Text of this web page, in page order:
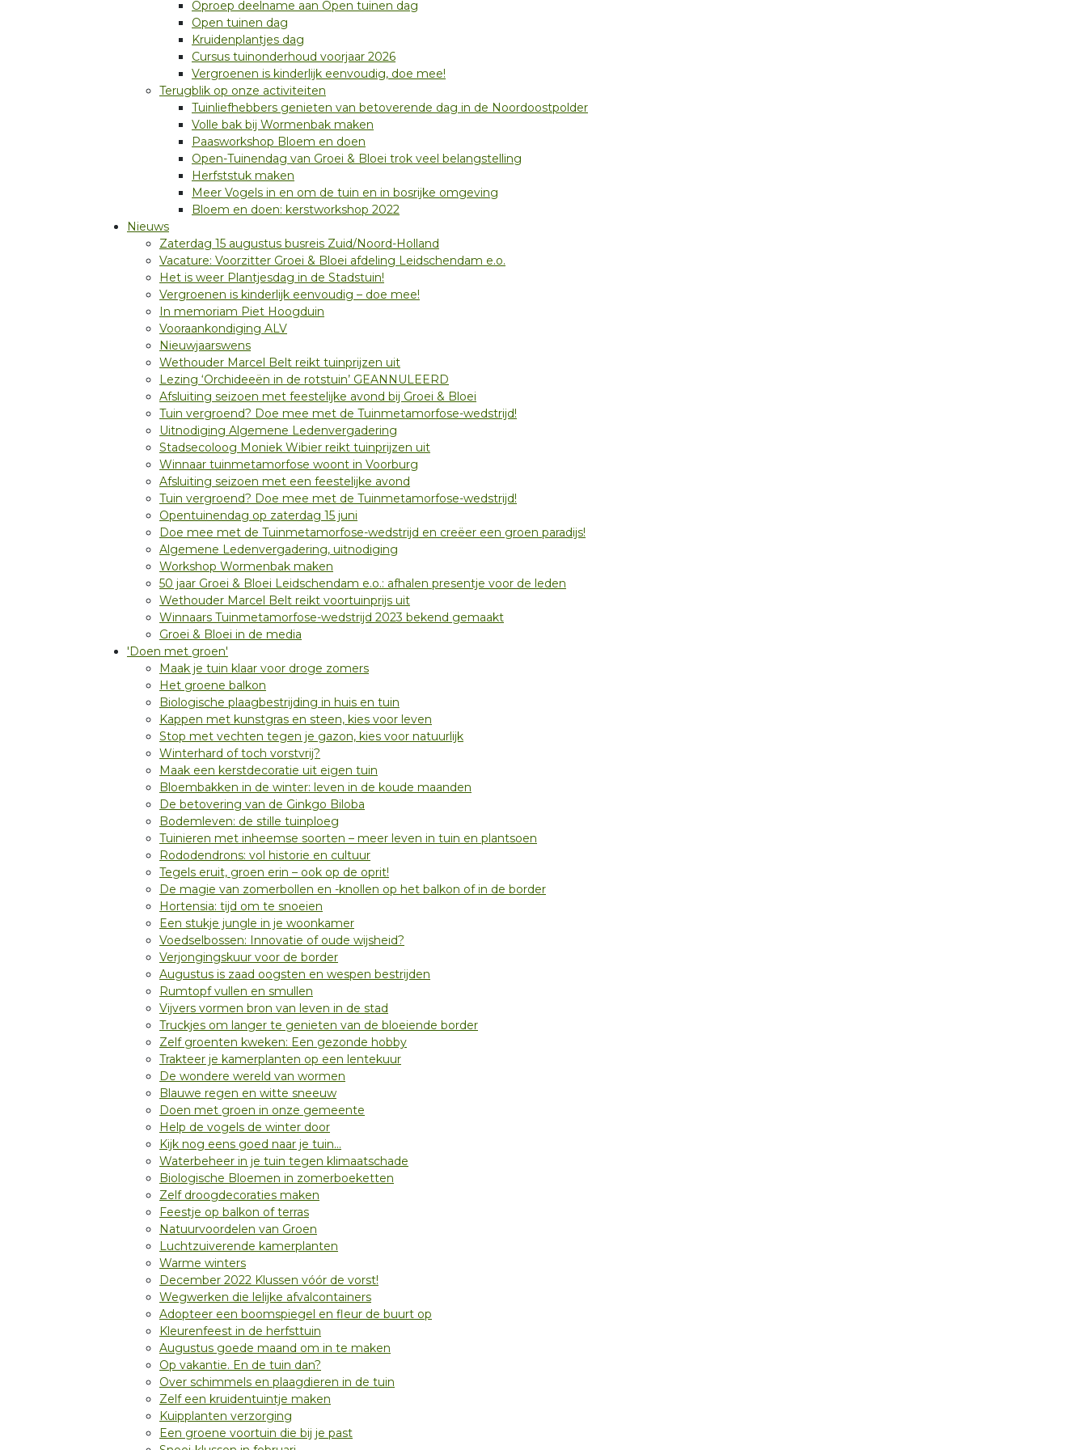
Oproep deelname aan Open tuinen dag
Open tuinen dag
Kruidenplantjes dag
Cursus tuinonderhoud voorjaar 2026
Vergroenen is kinderlijk eenvoudig, doe mee!
Terugblik op onze activiteiten
Tuinliefhebbers genieten van betoverende dag in de Noordoostpolder
Volle bak bij Wormenbak maken
Paasworkshop Bloem en doen
Open-Tuinendag van Groei & Bloei trok veel belangstelling
Herfststuk maken
Meer Vogels in en om de tuin en in bosrijke omgeving
Bloem en doen: kerstworkshop 2022
Nieuws
Zaterdag 15 augustus busreis Zuid/Noord-Holland
Vacature: Voorzitter Groei & Bloei afdeling Leidschendam e.o.
Het is weer Plantjesdag in de Stadstuin!
Vergroenen is kinderlijk eenvoudig – doe mee!
In memoriam Piet Hoogduin
Vooraankondiging ALV
Nieuwjaarswens
Wethouder Marcel Belt reikt tuinprijzen uit
Lezing ‘Orchideeën in de rotstuin’ GEANNULEERD
Afsluiting seizoen met feestelijke avond bij Groei & Bloei
Tuin vergroend? Doe mee met de Tuinmetamorfose-wedstrijd!
Uitnodiging Algemene Ledenvergadering
Stadsecoloog Moniek Wibier reikt tuinprijzen uit
Winnaar tuinmetamorfose woont in Voorburg
Afsluiting seizoen met een feestelijke avond
Tuin vergroend? Doe mee met de Tuinmetamorfose-wedstrijd!
Opentuinendag op zaterdag 15 juni
Doe mee met de Tuinmetamorfose-wedstrijd en creëer een groen paradijs!
Algemene Ledenvergadering, uitnodiging
Workshop Wormenbak maken
50 jaar Groei & Bloei Leidschendam e.o.: afhalen presentje voor de leden
Wethouder Marcel Belt reikt voortuinprijs uit
Winnaars Tuinmetamorfose-wedstrijd 2023 bekend gemaakt
Groei & Bloei in de media
'Doen met groen'
Maak je tuin klaar voor droge zomers
Het groene balkon
Biologische plaagbestrijding in huis en tuin
Kappen met kunstgras en steen, kies voor leven
Stop met vechten tegen je gazon, kies voor natuurlijk
Winterhard of toch vorstvrij?
Maak een kerstdecoratie uit eigen tuin
Bloembakken in de winter: leven in de koude maanden
De betovering van de Ginkgo Biloba
Bodemleven: de stille tuinploeg
Tuinieren met inheemse soorten – meer leven in tuin en plantsoen
Rododendrons: vol historie en cultuur
Tegels eruit, groen erin – ook op de oprit!
De magie van zomerbollen en -knollen op het balkon of in de border
Hortensia: tijd om te snoeien
Een stukje jungle in je woonkamer
Voedselbossen: Innovatie of oude wijsheid?
Verjongingskuur voor de border
Augustus is zaad oogsten en wespen bestrijden
Rumtopf vullen en smullen
Vijvers vormen bron van leven in de stad
Truckjes om langer te genieten van de bloeiende border
Zelf groenten kweken: Een gezonde hobby
Trakteer je kamerplanten op een lentekuur
De wondere wereld van wormen
Blauwe regen en witte sneeuw
Doen met groen in onze gemeente
Help de vogels de winter door
Kijk nog eens goed naar je tuin…
Waterbeheer in je tuin tegen klimaatschade
Biologische Bloemen in zomerboeketten
Zelf droogdecoraties maken
Feestje op balkon of terras
Natuurvoordelen van Groen
Luchtzuiverende kamerplanten
Warme winters
December 2022 Klussen vóór de vorst!
Wegwerken die lelijke afvalcontainers
Adopteer een boomspiegel en fleur de buurt op
Kleurenfeest in de herfsttuin
Augustus goede maand om in te maken
Op vakantie. En de tuin dan?
Over schimmels en plaagdieren in de tuin
Zelf een kruidentuintje maken
Kuipplanten verzorging
Een groene voortuin die bij je past